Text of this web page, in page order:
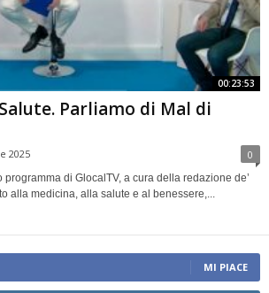
00:23:53
Parliamo di Mal di
2025 0
programma di GlocalTV, a cura della redazione de’
alla medicina, alla salute e al benessere,...
MI PIACE